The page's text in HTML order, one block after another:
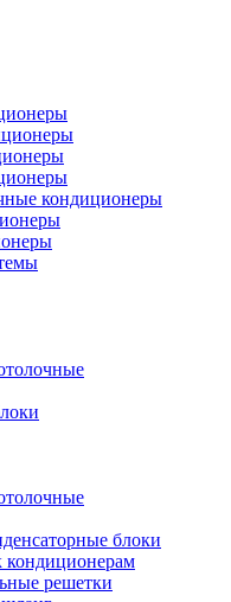
кондиционеры
блоки
решетки